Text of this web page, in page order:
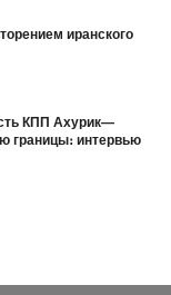
иранского
КПП Ахурик—
границы։ интервью